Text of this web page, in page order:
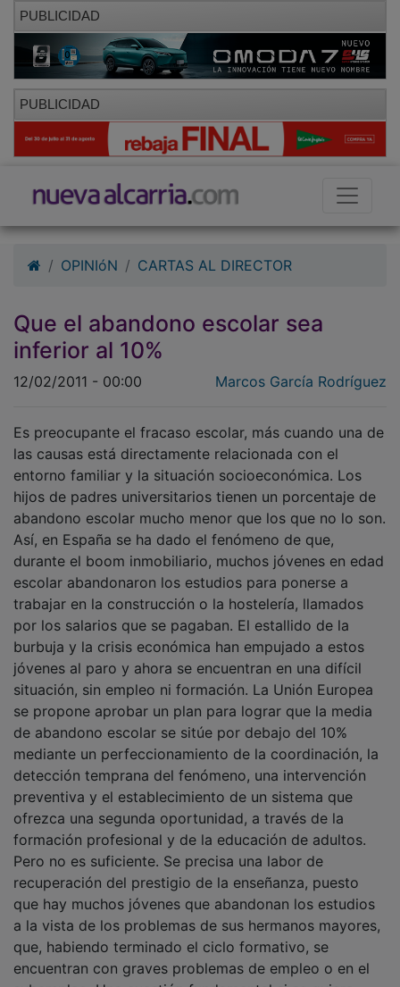
PUBLICIDAD
PUBLICIDAD
Que el abandono escolar sea
inferior al 10%
las causas está directamente relacionada con el
entorno familiar y la situación socioeconómica. Los
hijos de padres universitarios tienen un porcentaje de
abandono escolar mucho menor que los que no lo son.
Así, en España se ha dado el fenómeno de que,
durante el boom inmobiliario, muchos jóvenes en edad
escolar abandonaron los estudios para ponerse a
trabajar en la construcción o la hostelería, llamados
por los salarios que se pagaban. El estallido de la
burbuja y la crisis económica han empujado a estos
jóvenes al paro y ahora se encuentran en una difícil
situación, sin empleo ni formación. La Unión Europea
se propone aprobar un plan para lograr que la media
de abandono escolar se sitúe por debajo del 10%
mediante un perfeccionamiento de la coordinación, la
detección temprana del fenómeno, una intervención
preventiva y el establecimiento de un sistema que
ofrezca una segunda oportunidad, a través de la
formación profesional y de la educación de adultos.
Pero no es suficiente. Se precisa una labor de
recuperación del prestigio de la enseñanza, puesto
que hay muchos jóvenes que abandonan los estudios
a la vista de los problemas de sus hermanos mayores,
que, habiendo terminado el ciclo formativo, se
encuentran con graves problemas de empleo o en el
subempleo. Una cuestión fundamental si se quiere